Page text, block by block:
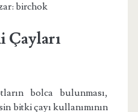
birchok
Çayları
bolca bulunması,
bitki çayı kullanımının